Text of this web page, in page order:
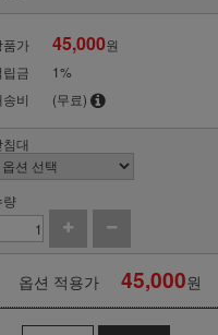
품가 45,000원
립금
1%
비
(무료)
침대
량
옵션 적용가 45,000원